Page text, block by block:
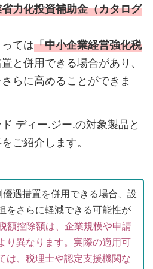
力化投資補助金（カタログ
ては「中小企業経営強化税
と併用できる場合があり、
らに高めることができま
ディー.ジー.の対象製品と
ご紹介します。
遇措置を併用できる場合、設
をさらに軽減できる可能性が
額控除額は、企業規模や申請
り異なります。実際の適用可
は、税理士や認定支援機関な